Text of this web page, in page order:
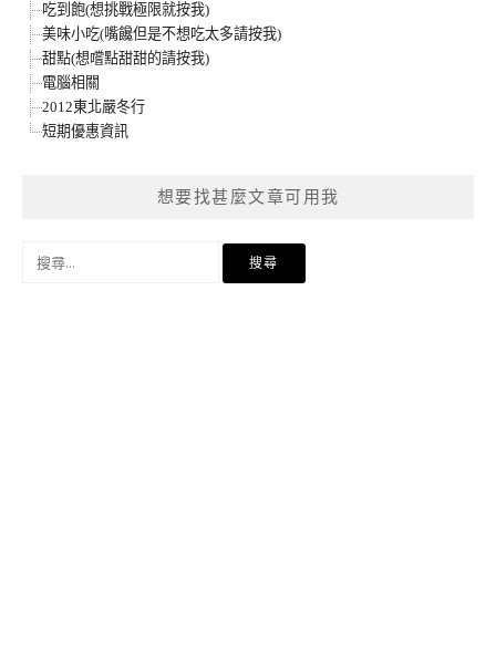
吃到飽(想挑戰極限就按我)
美味小吃(嘴饞但是不想吃太多請按我)
甜點(想嚐點甜甜的請按我)
電腦相關
2012東北嚴冬行
短期優惠資訊
想要找甚麼文章可用我